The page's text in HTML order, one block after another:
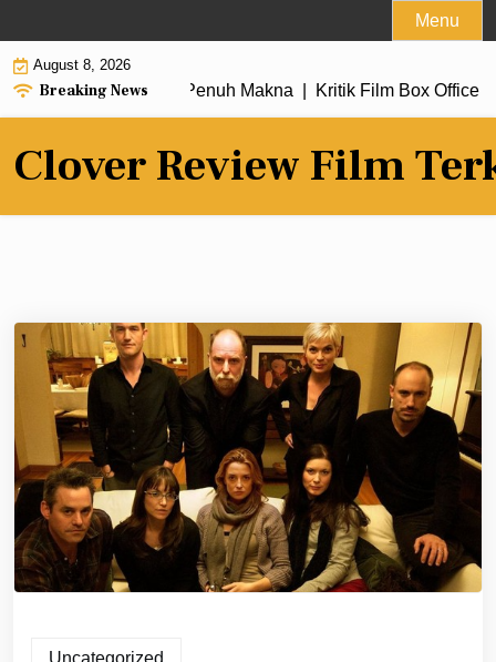
to
content
Menu
August 8, 2026
Breaking News
dengan Alur Cerita Penuh Makna |Kritik Film Box Office
Clover Review Film
Uncategorized